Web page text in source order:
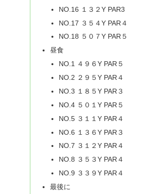
NO.16 １３２Y PAR3
NO.17 ３５４Y PAR４
NO.18 ５０７Y PAR５
昼食
NO.1 ４９６Y PAR５
NO.2 ２９５Y PAR４
NO.3 １８５Y PAR３
NO.4 ５０１Y PAR５
NO.5 ３１１Y PAR４
NO.6 １３６Y PAR３
NO.7 ３１２Y PAR４
NO.8 ３５３Y PAR４
NO.9 ３３９Y PAR４
最後に